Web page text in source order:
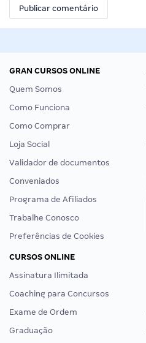
GRAN CURSOS ONLINE
Quem Somos
Como Funciona
Como Comprar
Loja Social
Validador de documentos
Conveniados
Programa de Afiliados
Trabalhe Conosco
Preferências de Cookies
CURSOS ONLINE
Assinatura Ilimitada
Coaching para Concursos
Exame de Ordem
Graduação